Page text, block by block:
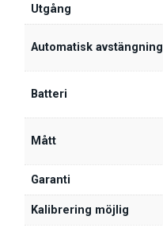
Utgång
Automatisk avstängning
Batteri
Mått
Garanti
Kalibrering möjlig